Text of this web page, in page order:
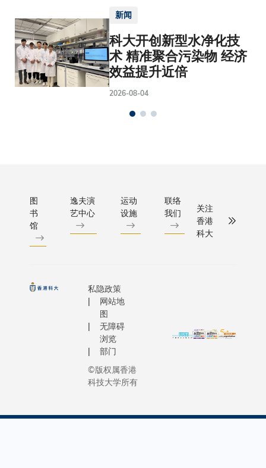
新闻
科大开创新型水净化技
术 精准聚合污染物 经济
效益提升近倍
2026-08-04
图
书
馆
逸夫演
艺中心
运动
设施
联络
我们
关注
香港
科大
私隐政策
网站地
图
无障碍
浏览
部门
©版权属香港
科技大学所有